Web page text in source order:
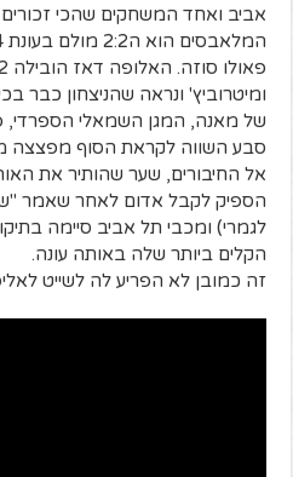
אביב ואחד המשחקים שהכי זכורים
ומיטרוביץ' ונראה שהניצחון כבר
של מאנה, המגן השמאלי
אל החיבורים, שער שהותיר את
הספיק לקבל אדום לאחר שאמר
הקלים ביותר שלה באותה עונה.
זה כמובן לא הפריע לה לשייט